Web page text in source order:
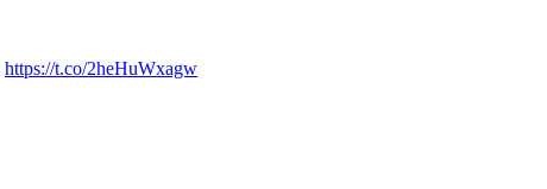
https://t.co/2heHuWxagw